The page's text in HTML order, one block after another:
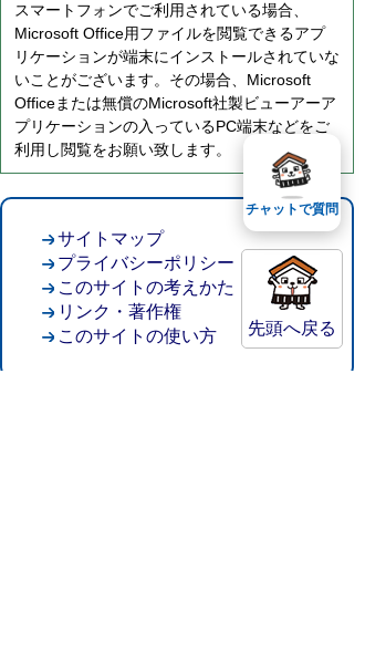
スマートフォンでご利用されている場合、
Microsoft Office用ファイルを閲覧できるアプ
リケーションが端末にインストールされていな
いことがございます。その場合、Microsoft
Officeまたは無償のMicrosoft社製ビューアーア
プリケーションの入っているPC端末などをご
利用し閲覧をお願い致します。
先頭へ戻る
サイトマップ
プライバシーポリシー
このサイトの考えかた
リンク・著作権
このサイトの使い方
チャットで質問